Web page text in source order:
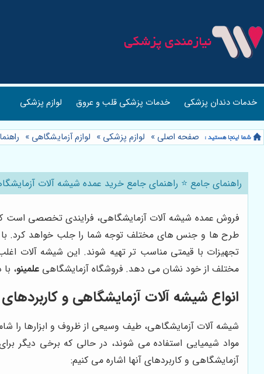
خدمات دندان پزشکی خدمات پزشکی قلب و عروق لوازم پزشکی
صفحه اصلی » لوازم پزشکی » لوازم آزمایشگاهی »
راهنمای جامع ⭐️ راهنمای جامع خرید عمده شیشه آلات
فروش عمده شیشه آلات آزمایشگاهی، فرایندی تخصصی است که
طرح ها و جنس های مختلف توجه شما را جلب خواهد کرد. با
تجهیزات با قیمتی مناسب تر تهیه شوند. این شیشه آلات
مختلف از خود نشان می دهد. فروشگاه آزمایشگاهی علمینو،
انواع شیشه آلات آزمایشگاهی و کاربردهای
شیشه آلات آزمایشگاهی، طیف وسیعی از ظروف و ابزارها را
مواد شیمیایی استفاده می شوند، در حالی که برخی دیگر
آزمایشگاهی و کاربردهای آنها اشاره می کنیم: